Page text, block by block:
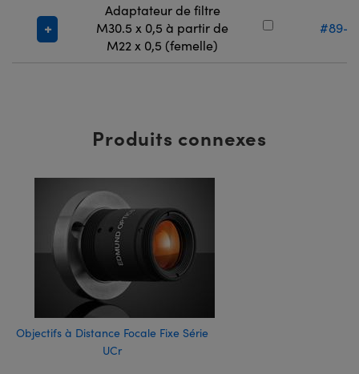
Adaptateur de filtre
M30.5 x 0,5 à partir de
M22 x 0,5 (femelle)
#89-
Produits connexes
Objectifs à Distance Focale Fixe Série
UCr